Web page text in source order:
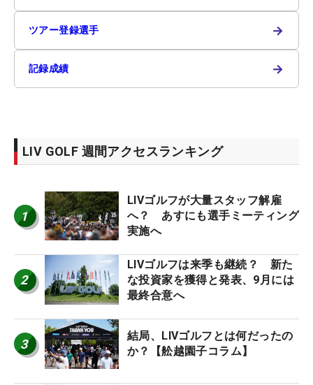
ツアー登録選手 →
記録成績 →
LIV GOLF 週間アクセスランキング
1
LIVゴルフが大量スタッフ解雇
へ？ あすにも選手ミーティング
実施へ
2
LIVゴルフは来季も継続？ 新た
な投資家を獲得と発表、9月には
最終合意へ
3
結局、LIVゴルフとは何だったの
か？【舩越園子コラム】